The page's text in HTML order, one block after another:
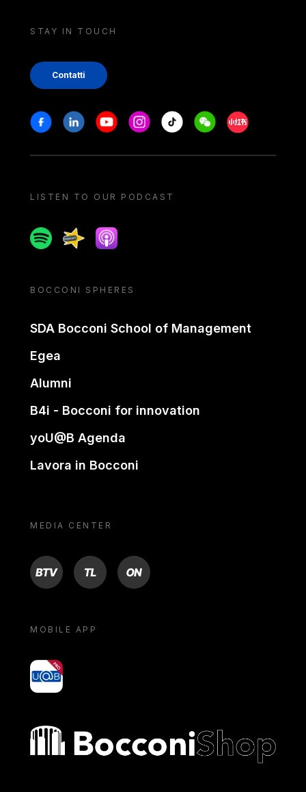
STAY IN TOUCH
Contatti
Stay in touch
FacebookLinkedinYoutubeInstagram
Tiktok WeechatXiaohongshu/
LISTEN TO OUR PODCAST
SpotifySpreakerApple podcast
BOCCONI SPHERES
SDA Bocconi School of Management
Egea
Alumni
B4i - Bocconi for innovation
yoU@B Agenda
Lavora in Bocconi
MEDIA CENTER
BTV TL ON
MOBILE APP
yoU@B
Bocconi shop